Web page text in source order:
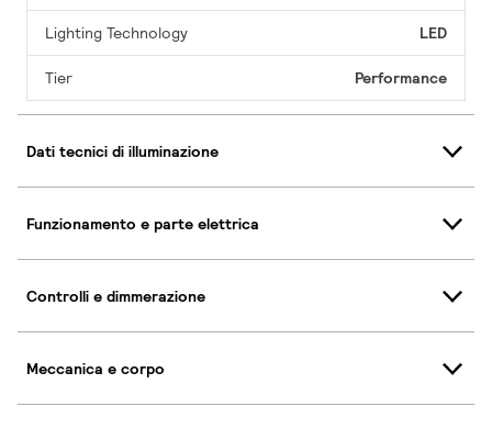
Lighting Technology LED
Tier Performance
Dati tecnici di illuminazione
Funzionamento e parte elettrica
Controlli e dimmerazione
Meccanica e corpo